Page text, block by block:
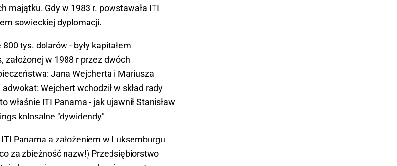
majątku. Gdy w 1983 r. powstawała ITI
sowieckiej dyplomacji.
tys. dolarów - były kapitałem
w 1988 r przez dwóch
Jana Wejcherta i Mariusza
Wejchert wchodził w skład rady
właśnie ITI Panama - jak ujawnił Stanisław
kolosalne "dywidendy".
Panama a założeniem w Luksemburgu
za zbieżność nazw!) Przedsiębiorstwo